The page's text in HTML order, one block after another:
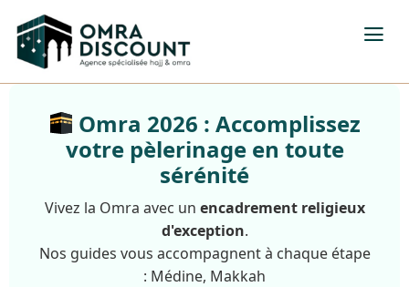
Omra 2026 : Accomplissez
votre pèlerinage en toute
sérénité
Vivez la Omra avec un encadrement religieux
d'exception.
Nos guides vous accompagnent à chaque étape
: Médine, Makkah